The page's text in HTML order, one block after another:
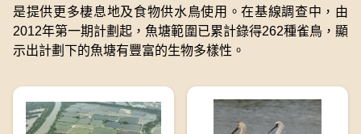
是提供更多棲息地及食物供水鳥使用。在基線調查中，由
2012年第一期計劃起，魚塘範圍已累計錄得262種雀鳥，顯
示出計劃下的魚塘有豐富的生物多樣性。